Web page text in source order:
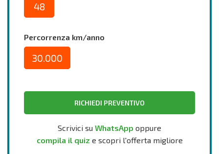
48
Percorrenza km/anno
30.000
RICHIEDI PREVENTIVO
Scrivici su WhatsApp oppure
compila il quiz e scopri l'offerta migliore